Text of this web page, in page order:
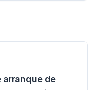
arranque de